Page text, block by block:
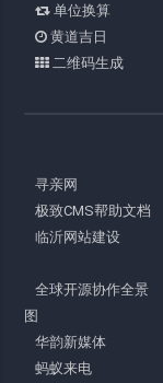
单位换算
黄道吉日
二维码生成
寻亲网
极致CMS帮助文档
临沂网站建设
全球开源协作全景
图
华韵新媒体
蚂蚁来电